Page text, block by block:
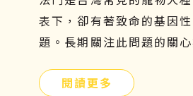
表下，卻有著致命的基因
題。長期關注此問題的關
閱讀更多